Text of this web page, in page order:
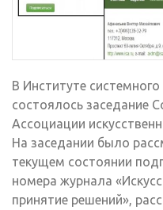
В Институте
состоялось заседание
Ассоциации
На заседании было
текущем состоянии
номера журнала
принятие решений»,